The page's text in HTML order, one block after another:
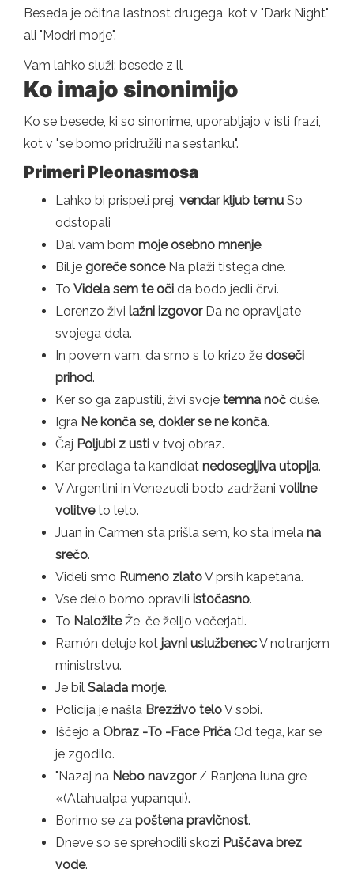
Beseda je očitna lastnost drugega, kot v "Dark Night"
ali "Modri ​​morje".
Vam lahko služi: besede z ll
Ko imajo sinonimijo
Ko se besede, ki so sinonime, uporabljajo v isti frazi,
kot v "se bomo pridružili na sestanku".
Primeri Pleonasmosa
Lahko bi prispeli prej, vendar kljub temu So
odstopali
Dal vam bom moje osebno mnenje.
Bil je goreče sonce Na plaži tistega dne.
To Videla sem te oči da bodo jedli črvi.
Lorenzo živi lažni izgovorDa ne opravljate
svojega dela.
In povem vam, da smo s to krizo že doseči
prihod.
Ker so ga zapustili, živi svoje temna noč duše.
Igra Ne konča se, dokler se ne konča.
Čaj Poljubi z usti v tvoj obraz.
Kar predlaga ta kandidat nedosegljiva utopija.
V Argentini in Venezueli bodo zadržani volilne
volitveto leto.
Juan in Carmen sta prišla sem, ko sta imela na
srečo.
Videli smo Rumeno zlatoV prsih kapetana.
Vse delo bomo opravili istočasno.
To NaložiteŽe, če želijo večerjati.
Ramón deluje kot javni uslužbenecV notranjem
ministrstvu.
Je bil Salada morje.
Policija je našla Brezživo teloV sobi.
Iščejo a Obraz -To -Face Priča Od tega, kar se
je zgodilo.
"Nazaj na Nebo navzgor/ Ranjena luna gre
«(Atahualpa yupanqui).
Borimo se za poštena pravičnost.
Dneve so se sprehodili skozi Puščava brez
vode.